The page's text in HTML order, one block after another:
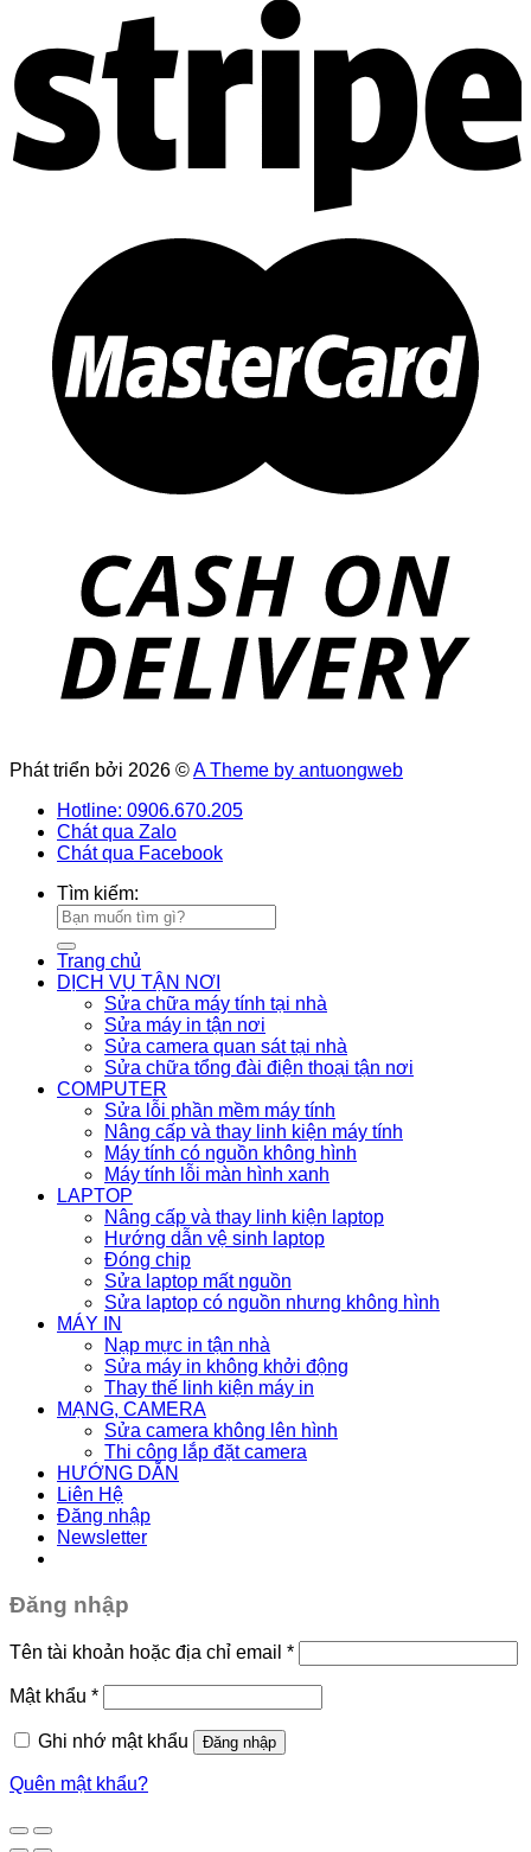
Phát triển bởi 2026 ©A Theme by antuongweb
Hotline: 0906.670.205
Chát qua Zalo
Chát qua Facebook
Tìm kiếm:
Trang chủ
DỊCH VỤ TẬN NƠI
Sửa chữa máy tính tại nhà
Sửa máy in tận nơi
Sửa camera quan sát tại nhà
Sửa chữa tổng đài điện thoại tận nơi
COMPUTER
Sửa lỗi phần mềm máy tính
Nâng cấp và thay linh kiện máy tính
Máy tính có nguồn không hình
Máy tính lỗi màn hình xanh
LAPTOP
Nâng cấp và thay linh kiện laptop
Hướng dẫn vệ sinh laptop
Đóng chip
Sửa laptop mất nguồn
Sửa laptop có nguồn nhưng không hình
MÁY IN
Nạp mực in tận nhà
Sửa máy in không khởi động
Thay thế linh kiện máy in
MẠNG, CAMERA
Sửa camera không lên hình
Thi công lắp đặt camera
HƯỚNG DẪN
Liên Hệ
Đăng nhập
Newsletter
Đăng nhập
Tên tài khoản hoặc địa chỉ email *
Mật khẩu *
Ghi nhớ mật khẩu Đăng nhập
Quên mật khẩu?